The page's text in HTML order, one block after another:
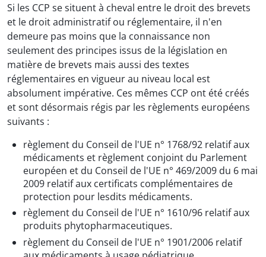
Si les CCP se situent à cheval entre le droit des brevets
et le droit administratif ou réglementaire, il n'en
demeure pas moins que la connaissance non
seulement des principes issus de la législation en
matière de brevets mais aussi des textes
réglementaires en vigueur au niveau local est
absolument impérative. Ces mêmes CCP ont été créés
et sont désormais régis par les règlements européens
suivants :
règlement du Conseil de l'UE n° 1768/92 relatif aux
médicaments et règlement conjoint du Parlement
européen et du Conseil de l'UE n° 469/2009 du 6 mai
2009 relatif aux certificats complémentaires de
protection pour lesdits médicaments.
règlement du Conseil de l'UE n° 1610/96 relatif aux
produits phytopharmaceutiques.
règlement du Conseil de l'UE n° 1901/2006 relatif